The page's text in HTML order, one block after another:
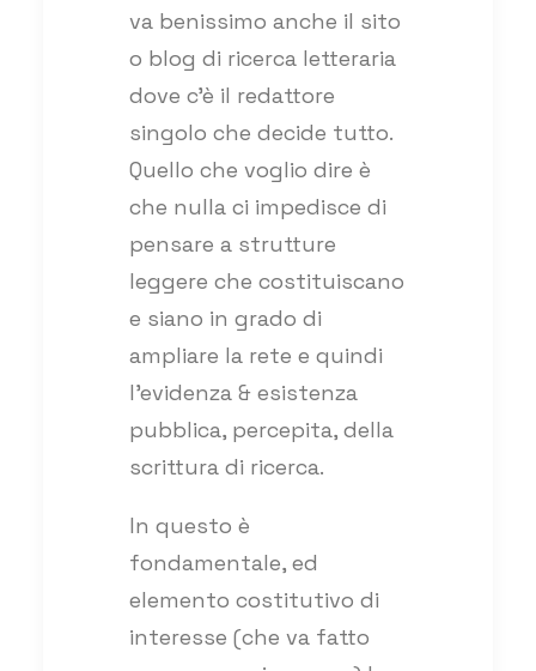
va benissimo anche il sito
o blog di ricerca letteraria
dove c’è il redattore
singolo che decide tutto.
Quello che voglio dire è
che nulla ci impedisce di
pensare a strutture
leggere che costituiscano
e siano in grado di
ampliare la rete e quindi
l’evidenza & esistenza
pubblica, percepita, della
scrittura di ricerca.
In questo è
fondamentale, ed
elemento costitutivo di
interesse (che va fatto